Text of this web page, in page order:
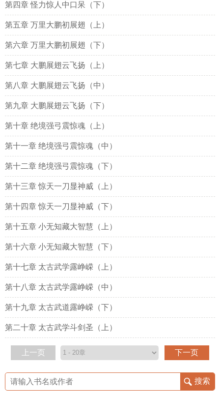
第四章 怪力惊人中口呆（下）
第五章 万里大鹏初展翅（上）
第六章 万里大鹏初展翅（下）
第七章 大鹏展翅云飞扬（上）
第八章 大鹏展翅云飞扬（中）
第九章 大鹏展翅云飞扬（下）
第十章 绝境强弓震惊魂（上）
第十一章 绝境强弓震惊魂（中）
第十二章 绝境强弓震惊魂（下）
第十三章 惊天一刀显神威（上）
第十四章 惊天一刀显神威（下）
第十五章 小无知藏大智慧（上）
第十六章 小无知藏大智慧（下）
第十七章 太古武学露峥嵘（上）
第十八章 太古武学露峥嵘（中）
第十九章 太古武道露峥嵘（下）
第二十章 太古武学斗剑圣（上）
上一页 下一页